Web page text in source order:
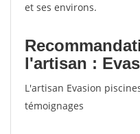
et ses environs.
l'artisan :
L'artisan Evasion
témoignages